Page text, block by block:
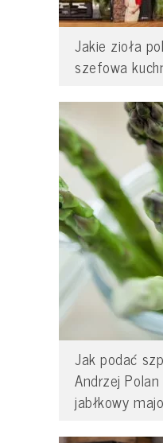
Jakie zioła
szefowa
Jak podać
Andrzej
jabłkowy